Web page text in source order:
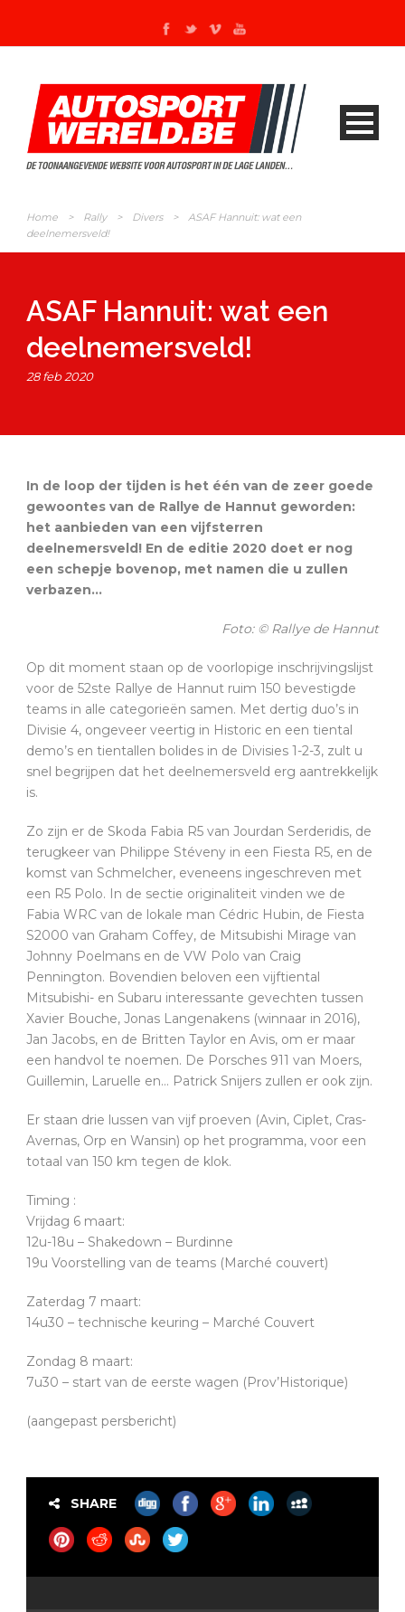
Home > Rally > Divers >
ASAF Hannuit: wat een
deelnemersveld!
ASAF Hannuit: wat een
deelnemersveld!
28 feb 2020
In de loop der tijden is het één van de zeer goede
gewoontes van de Rallye de Hannut geworden:
het aanbieden van een vijfsterren
deelnemersveld! En de editie 2020 doet er nog
een schepje bovenop, met namen die u zullen
verbazen…
Foto: © Rallye de Hannut
Op dit moment staan op de voorlopige inschrijvingslijst
voor de 52ste Rallye de Hannut ruim 150 bevestigde
teams in alle categorieën samen. Met dertig duo’s in
Divisie 4, ongeveer veertig in Historic en een tiental
demo’s en tientallen bolides in de Divisies 1-2-3, zult u
snel begrijpen dat het deelnemersveld erg aantrekkelijk
is.
Zo zijn er de Skoda Fabia R5 van Jourdan Serderidis, de
terugkeer van Philippe Stéveny in een Fiesta R5, en de
komst van Schmelcher, eveneens ingeschreven met
een R5 Polo. In de sectie originaliteit vinden we de
Fabia WRC van de lokale man Cédric Hubin, de Fiesta
S2000 van Graham Coffey, de Mitsubishi Mirage van
Johnny Poelmans en de VW Polo van Craig
Pennington. Bovendien beloven een vijftiental
Mitsubishi- en Subaru interessante gevechten tussen
Xavier Bouche, Jonas Langenakens (winnaar in 2016),
Jan Jacobs, en de Britten Taylor en Avis, om er maar
een handvol te noemen. De Porsches 911 van Moers,
Guillemin, Laruelle en… Patrick Snijers zullen er ook zijn.
Er staan drie lussen van vijf proeven (Avin, Ciplet, Cras-
Avernas, Orp en Wansin) op het programma, voor een
totaal van 150 km tegen de klok.
Timing :
Vrijdag 6 maart:
12u-18u – Shakedown – Burdinne
19u Voorstelling van de teams (Marché couvert)
Zaterdag 7 maart:
14u30 – technische keuring – Marché Couvert
Zondag 8 maart:
7u30 – start van de eerste wagen (Prov’Historique)
(aangepast persbericht)
SHARE